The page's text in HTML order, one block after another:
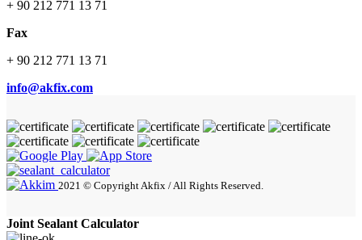
+ 90 212 771 13 71
Fax
+ 90 212 771 13 71
info@akfix.com
2021 © Copyright Akfix / All Rights Reserved.
Joint Sealant Calculator